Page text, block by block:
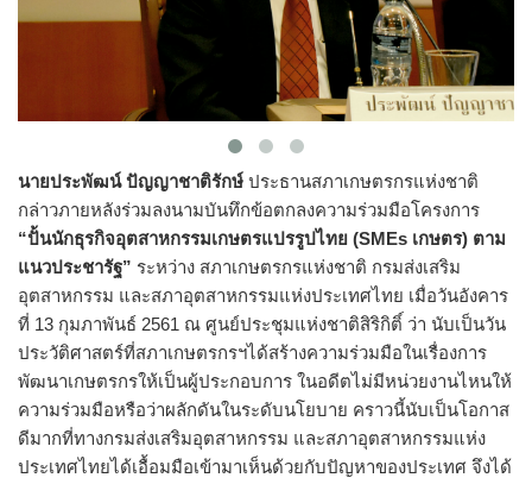
Search
นายประพัฒน์ ปัญญาชาติรักษ์ ประธานสภาเกษตรกรแห่งชาติ
กล่าวภายหลังร่วมลงนามบันทึกข้อตกลงความร่วมมือโครงการ
“ปั้นนักธุรกิจอุตสาหกรรมเกษตรแปรรูปไทย (SMEs เกษตร) ตาม
แนวประชารัฐ” ระหว่าง สภาเกษตรกรแห่งชาติ กรมส่งเสริม
อุตสาหกรรม และสภาอุตสาหกรรมแห่งประเทศไทย เมื่อวันอังคาร
ที่ 13 กุมภาพันธ์ 2561 ณ ศูนย์ประชุมแห่งชาติสิริกิติ์ ว่า นับเป็นวัน
ประวัติศาสตร์ที่สภาเกษตรกรฯได้สร้างความร่วมมือในเรื่องการ
พัฒนาเกษตรกรให้เป็นผู้ประกอบการ ในอดีตไม่มีหน่วยงานไหนให้
ความร่วมมือหรือว่าผลักดันในระดับนโยบาย คราวนี้นับเป็นโอกาส
ดีมากที่ทางกรมส่งเสริมอุตสาหกรรม และสภาอุตสาหกรรมแห่ง
ประเทศไทยได้เอื้อมมือเข้ามาเห็นด้วยกับปัญหาของประเทศ จึงได้